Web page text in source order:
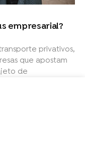
empresarial?
privativos,
que apostam
de